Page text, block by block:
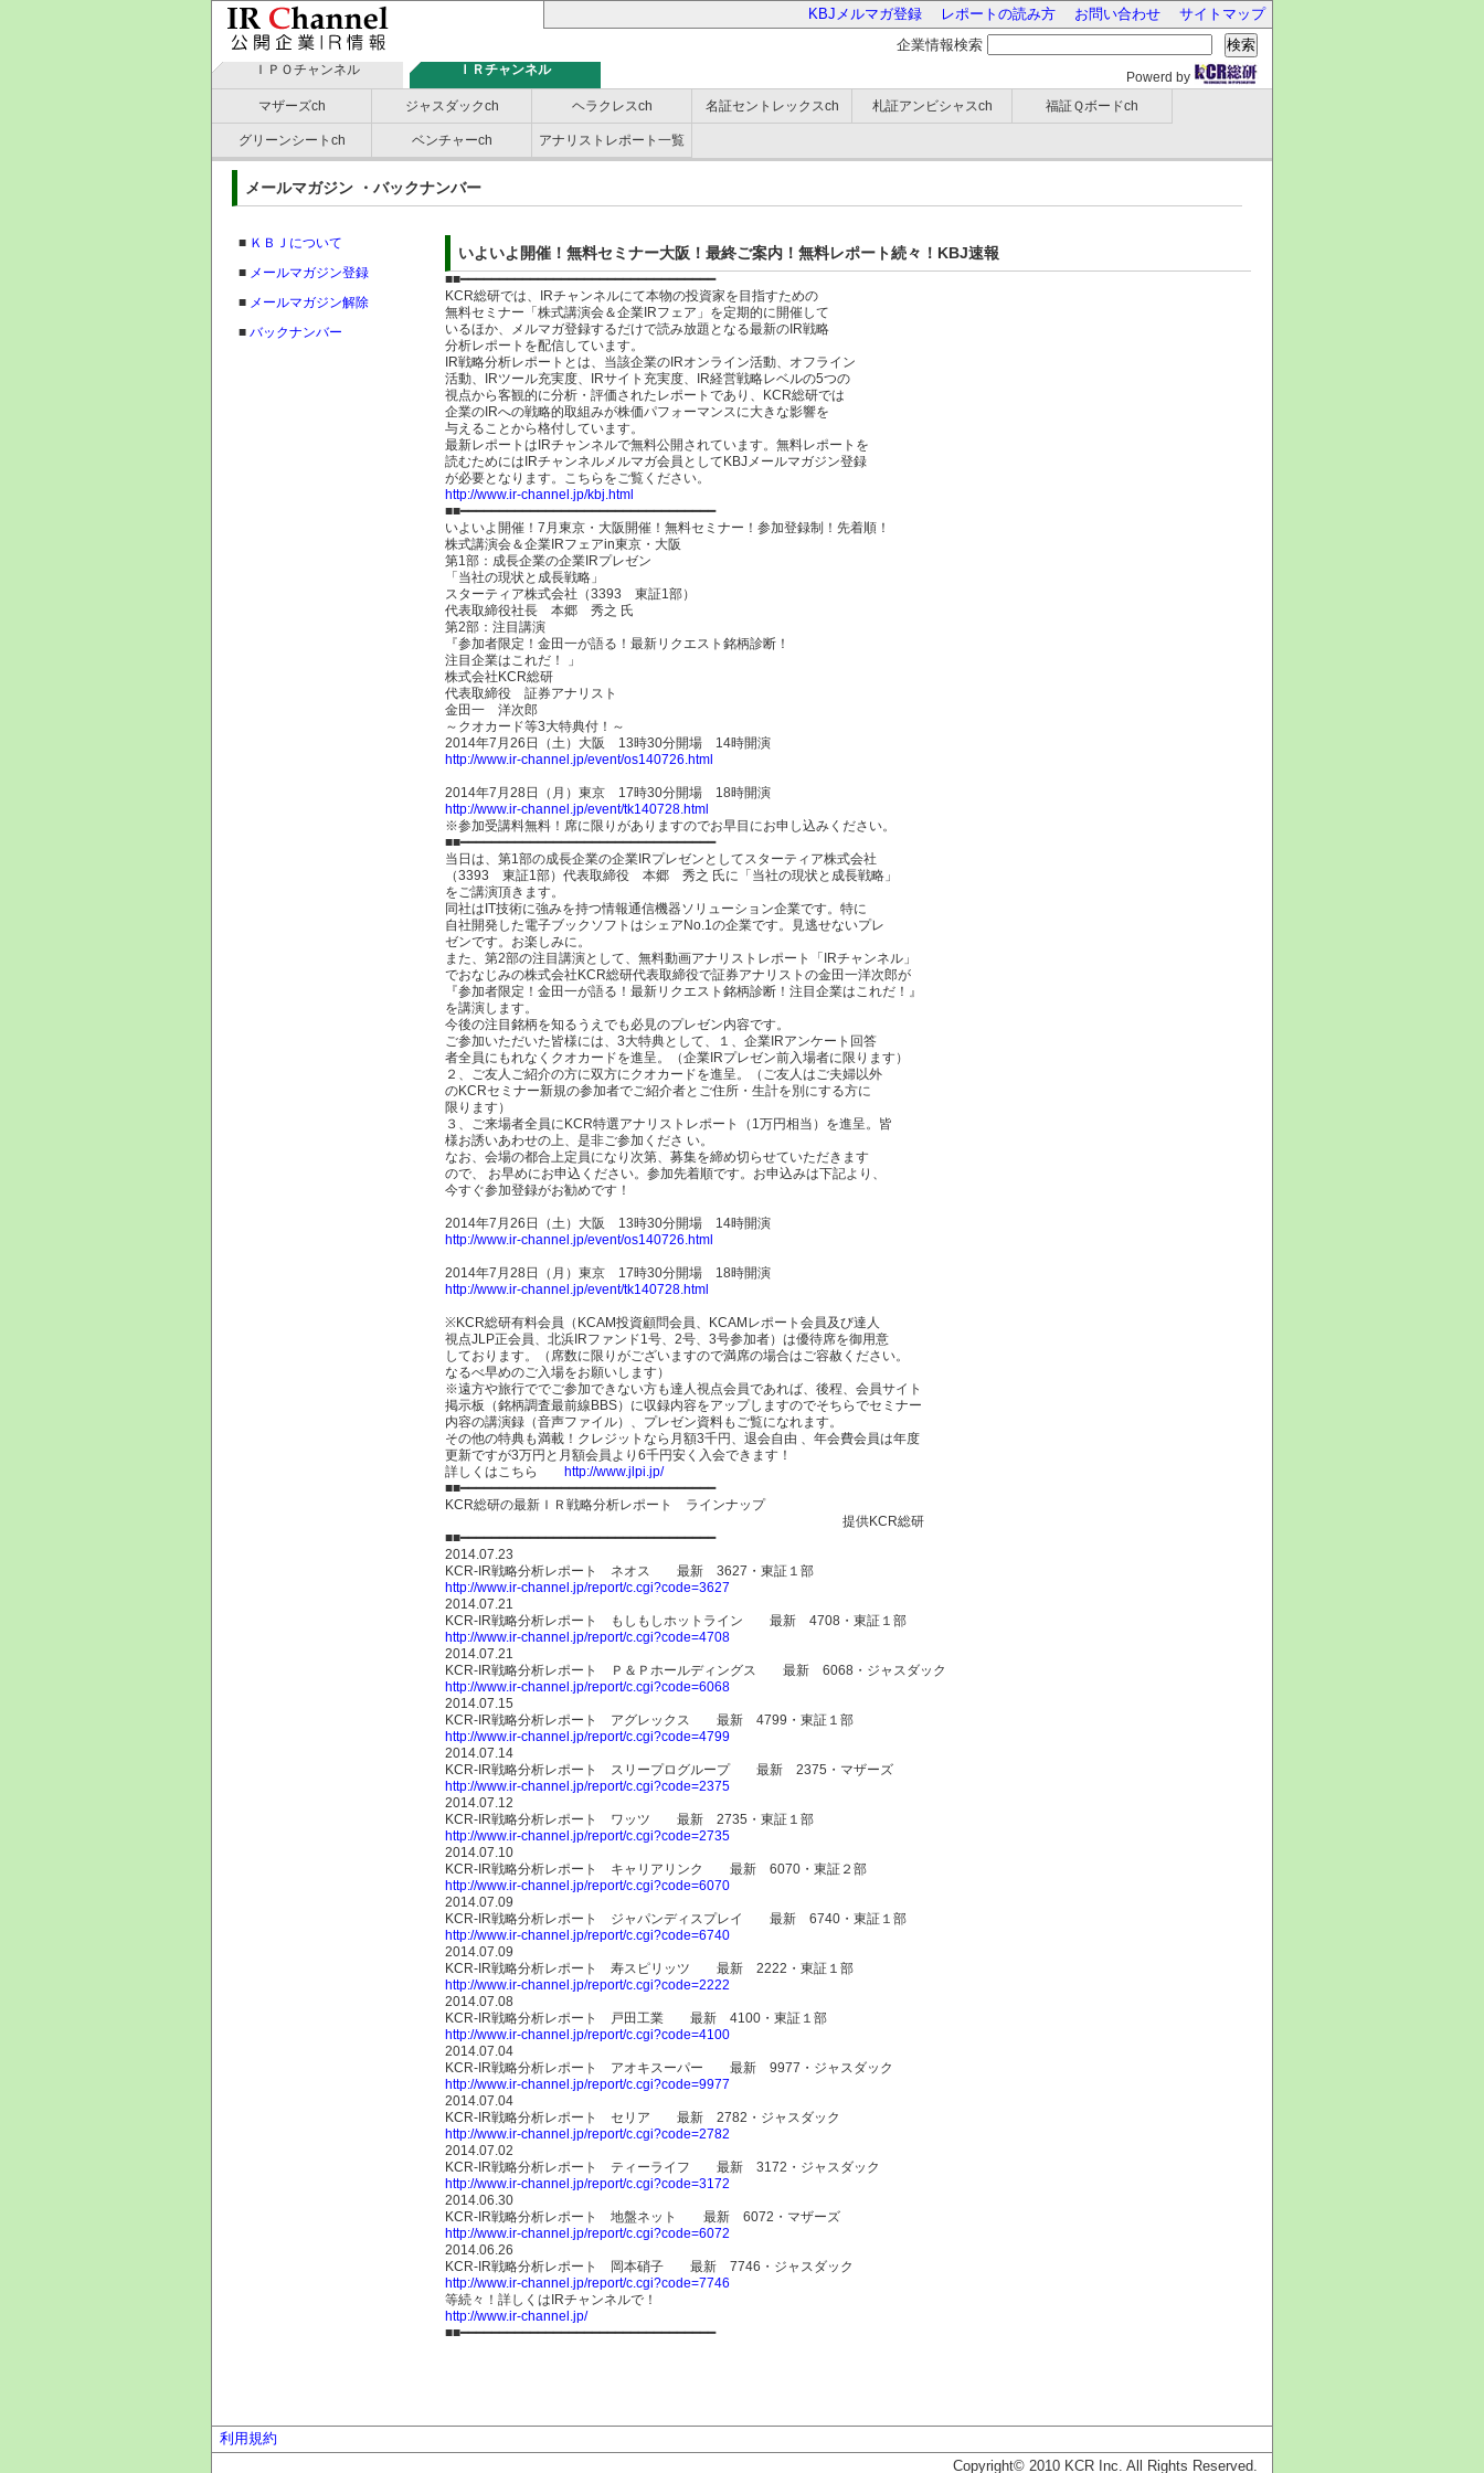
KBJメルマガ登録 レポートの読み方 お問い合わせ
サイトマップ
企業情報検索
検索
ＩＰＯチャンネル ＩＲチャンネル
Powerd by
マザーズch
ジャスダックch ヘラクレスch 名証セントレックスch 札証アンビシャスch 福証Ｑボードch
グリーンシートch ベンチャーch アナリストレポート一覧
メールマガジン ・バックナンバー
■ ＫＢＪについて
■ メールマガジン登録
■ メールマガジン解除
■ バックナンバー
いよいよ開催！無料セミナー大阪！最終ご案内！無料レポート続々！KBJ速報
■■━━━━━━━━━━━━━━━━━━━━━━━━━━━━━━━━━
KCR総研では、IRチャンネルにて本物の投資家を目指すための
無料セミナー「株式講演会＆企業IRフェア」を定期的に開催して
いるほか、メルマガ登録するだけで読み放題となる最新のIR戦略
分析レポートを配信しています。
IR戦略分析レポートとは、当該企業のIRオンライン活動、オフライン
活動、IRツール充実度、IRサイト充実度、IR経営戦略レベルの5つの
視点から客観的に分析・評価されたレポートであり、KCR総研では
企業のIRへの戦略的取組みが株価パフォーマンスに大きな影響を
与えることから格付しています。
最新レポートはIRチャンネルで無料公開されています。無料レポートを
読むためにはIRチャンネルメルマガ会員としてKBJメールマガジン登録
が必要となります。こちらをご覧ください。
http://www.ir-channel.jp/kbj.html
■■━━━━━━━━━━━━━━━━━━━━━━━━━━━━━━━━━
いよいよ開催！7月東京・大阪開催！無料セミナー！参加登録制！先着順！
株式講演会＆企業IRフェアin東京・大阪
第1部：成長企業の企業IRプレゼン
「当社の現状と成長戦略」
スターティア株式会社（3393 東証1部）
代表取締役社長 本郷 秀之 氏
第2部：注目講演
『参加者限定！金田一が語る！最新リクエスト銘柄診断！
注目企業はこれだ！ 」
株式会社KCR総研
代表取締役 証券アナリスト
金田一 洋次郎
～クオカード等3大特典付！～
2014年7月26日（土）大阪 13時30分開場 14時開演
http://www.ir-channel.jp/event/os140726.html
2014年7月28日（月）東京 17時30分開場 18時開演
http://www.ir-channel.jp/event/tk140728.html
※参加受講料無料！席に限りがありますのでお早目にお申し込みください。
■■━━━━━━━━━━━━━━━━━━━━━━━━━━━━━━━━━
当日は、第1部の成長企業の企業IRプレゼンとしてスターティア株式会社
（3393 東証1部）代表取締役 本郷 秀之 氏に「当社の現状と成長戦略」
をご講演頂きます。
同社はIT技術に強みを持つ情報通信機器ソリューション企業です。特に
自社開発した電子ブックソフトはシェアNo.1の企業です。見逃せないプレ
ゼンです。お楽しみに。
また、第2部の注目講演として、無料動画アナリストレポート「IRチャンネル」
でおなじみの株式会社KCR総研代表取締役で証券アナリストの金田一洋次郎が
『参加者限定！金田一が語る！最新リクエスト銘柄診断！注目企業はこれだ！』
を講演します。
今後の注目銘柄を知るうえでも必見のプレゼン内容です。
ご参加いただいた皆様には、3大特典として、１、企業IRアンケート回答
者全員にもれなくクオカードを進呈。（企業IRプレゼン前入場者に限ります）
２、ご友人ご紹介の方に双方にクオカードを進呈。（ご友人はご夫婦以外
のKCRセミナー新規の参加者でご紹介者とご住所・生計を別にする方に
限ります）
３、ご来場者全員にKCR特選アナリストレポート（1万円相当）を進呈。皆
様お誘いあわせの上、是非ご参加くださ い。
なお、会場の都合上定員になり次第、募集を締め切らせていただきます
ので、 お早めにお申込ください。参加先着順です。お申込みは下記より、
今すぐ参加登録がお勧めです！
2014年7月26日（土）大阪 13時30分開場 14時開演
http://www.ir-channel.jp/event/os140726.html
2014年7月28日（月）東京 17時30分開場 18時開演
http://www.ir-channel.jp/event/tk140728.html
※KCR総研有料会員（KCAM投資顧問会員、KCAMレポート会員及び達人
視点JLP正会員、北浜IRファンド1号、2号、3号参加者）は優待席を御用意
しております。（席数に限りがございますので満席の場合はご容赦ください。
なるべ早めのご入場をお願いします）
※遠方や旅行ででご参加できない方も達人視点会員であれば、後程、会員サイト
掲示板（銘柄調査最前線BBS）に収録内容をアップしますのでそちらでセミナー
内容の講演録（音声ファイル）、プレゼン資料もご覧になれます。
その他の特典も満載！クレジットなら月額3千円、退会自由 、年会費会員は年度
更新ですが3万円と月額会員より6千円安く入会できます！
詳しくはこちら http://www.jlpi.jp/
■■━━━━━━━━━━━━━━━━━━━━━━━━━━━━━━━━━
KCR総研の最新ＩＲ戦略分析レポート ラインナップ
提供KCR総研
■■━━━━━━━━━━━━━━━━━━━━━━━━━━━━━━━━━
2014.07.23
KCR-IR戦略分析レポート ネオス 最新 3627・東証１部
http://www.ir-channel.jp/report/c.cgi?code=3627
2014.07.21
KCR-IR戦略分析レポート もしもしホットライン 最新 4708・東証１部
http://www.ir-channel.jp/report/c.cgi?code=4708
2014.07.21
KCR-IR戦略分析レポート Ｐ＆Ｐホールディングス 最新 6068・ジャスダック
http://www.ir-channel.jp/report/c.cgi?code=6068
2014.07.15
KCR-IR戦略分析レポート アグレックス 最新 4799・東証１部
http://www.ir-channel.jp/report/c.cgi?code=4799
2014.07.14
KCR-IR戦略分析レポート スリープログループ 最新 2375・マザーズ
http://www.ir-channel.jp/report/c.cgi?code=2375
2014.07.12
KCR-IR戦略分析レポート ワッツ 最新 2735・東証１部
http://www.ir-channel.jp/report/c.cgi?code=2735
2014.07.10
KCR-IR戦略分析レポート キャリアリンク 最新 6070・東証２部
http://www.ir-channel.jp/report/c.cgi?code=6070
2014.07.09
KCR-IR戦略分析レポート ジャパンディスプレイ 最新 6740・東証１部
http://www.ir-channel.jp/report/c.cgi?code=6740
2014.07.09
KCR-IR戦略分析レポート 寿スピリッツ 最新 2222・東証１部
http://www.ir-channel.jp/report/c.cgi?code=2222
2014.07.08
KCR-IR戦略分析レポート 戸田工業 最新 4100・東証１部
http://www.ir-channel.jp/report/c.cgi?code=4100
2014.07.04
KCR-IR戦略分析レポート アオキスーパー 最新 9977・ジャスダック
http://www.ir-channel.jp/report/c.cgi?code=9977
2014.07.04
KCR-IR戦略分析レポート セリア 最新 2782・ジャスダック
http://www.ir-channel.jp/report/c.cgi?code=2782
2014.07.02
KCR-IR戦略分析レポート ティーライフ 最新 3172・ジャスダック
http://www.ir-channel.jp/report/c.cgi?code=3172
2014.06.30
KCR-IR戦略分析レポート 地盤ネット 最新 6072・マザーズ
http://www.ir-channel.jp/report/c.cgi?code=6072
2014.06.26
KCR-IR戦略分析レポート 岡本硝子 最新 7746・ジャスダック
http://www.ir-channel.jp/report/c.cgi?code=7746
等続々！詳しくはIRチャンネルで！
http://www.ir-channel.jp/
■■━━━━━━━━━━━━━━━━━━━━━━━━━━━━━━━━━
利用規約
Copyright© 2010 KCR Inc. All Rights Reserved.